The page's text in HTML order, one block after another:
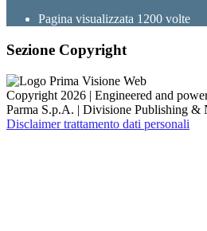
Pagina visualizzata 1200 volte
Sezione Copyright
Copyright 2026 | Engineered and
Parma S.p.A. | Divisione Publishing &
Disclaimer trattamento dati personali